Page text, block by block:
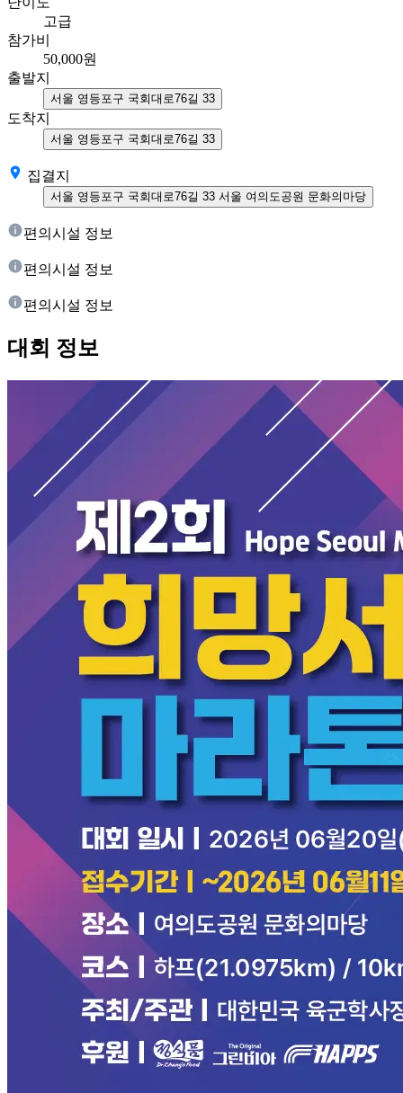
고급
참가비
50,000원
출발지
서울 영등포구 국회대로76길 33
도착지
서울 영등포구 국회대로76길 33
집결지
서울 영등포구 국회대로76길 33 서울 여의도공원 문화의마당
편의시설 정보
편의시설 정보
편의시설 정보
대회 정보